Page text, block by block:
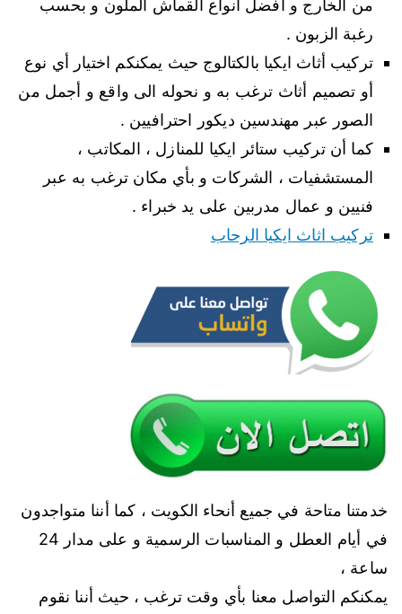
من الخارج و أفضل أنواع القماش الملون و بحسب
رغبة الزبون .
تركيب أثاث ايكيا بالكتالوج حيث يمكنكم اختيار أي نوع
أو تصميم أثاث ترغب به و نحوله الى واقع و أجمل من
الصور عبر مهندسين ديكور احترافيين .
كما أن تركيب ستائر ايكيا للمنازل ، المكاتب ،
المستشفيات ، الشركات و بأي مكان ترغب به عبر
فنيين و عمال مدربين على يد خبراء .
تركيب اثاث ايكيا الرحاب
خدمتنا متاحة في جميع أنحاء الكويت ، كما أننا متواجدون
في أيام العطل و المناسبات الرسمية و على مدار 24
ساعة ،
يمكنكم التواصل معنا بأي وقت ترغب ، حيث أننا نقوم